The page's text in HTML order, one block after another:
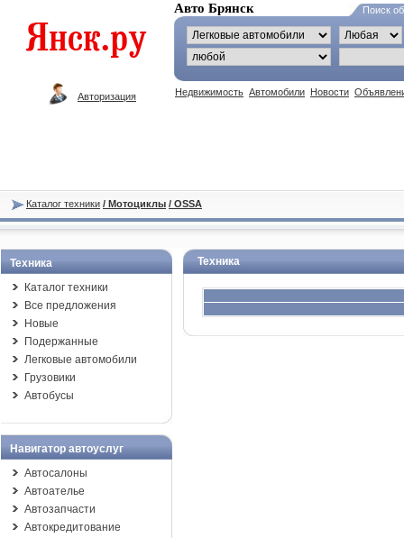
Авто Брянск Поиск
Авторизация Недвижимость Автомобили Новости
Каталог техники / Мотоциклы / OSSA
Техника
Каталог техники
Все предложения
Новые
Подержанные
Легковые автомобили
Грузовики
Автобусы
Навигатор автоуслуг
Автосалоны
Автоателье
Автозапчасти
Автокредитование
Техника